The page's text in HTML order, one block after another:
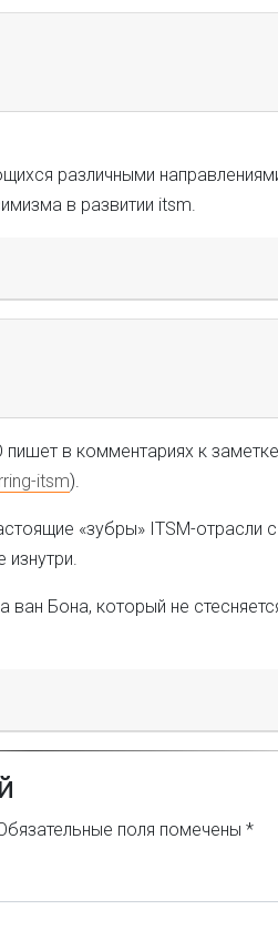
различными
в развитии itsm.
в комментариях к
itsm).
«зубры» ITSM-отрасли с
ван Бона, который не
поля помечены *